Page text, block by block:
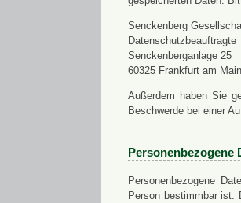
Senckenberg
Datenschutzbeauftragte
Senckenberganlage 25
60325 Frankfurt am Main
Außerdem haben Sie
Beschwerde bei einer
Personenbezogene
Personenbezogene
Person bestimmbar ist.